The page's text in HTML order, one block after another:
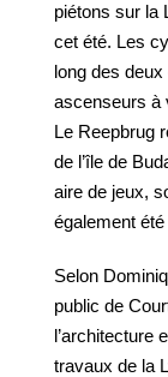
piétons sur la
cet été. Les
long des
ascenseurs à
Le Reepbrug
de l’île de
aire de jeux,
également
Selon
public de
l’architecture
travaux de la